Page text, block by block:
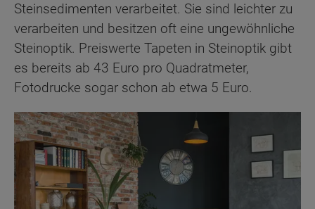
Steinsedimenten verarbeitet. Sie sind leichter zu
verarbeiten und besitzen oft eine ungewöhnliche
Steinoptik. Preiswerte Tapeten in Steinoptik gibt
es bereits ab 43 Euro pro Quadratmeter,
Fotodrucke sogar schon ab etwa 5 Euro.